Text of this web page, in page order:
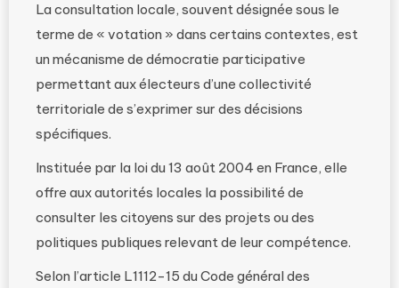
La consultation locale, souvent désignée sous le
terme de « votation » dans certains contextes, est
un mécanisme de démocratie participative
permettant aux électeurs d’une collectivité
territoriale de s’exprimer sur des décisions
spécifiques.
Instituée par la loi du 13 août 2004 en France, elle
offre aux autorités locales la possibilité de
consulter les citoyens sur des projets ou des
politiques publiques relevant de leur compétence.
Selon l’article L1112-15 du Code général des